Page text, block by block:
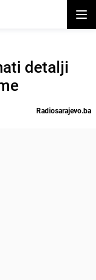
detalji
Radiosarajevo.ba